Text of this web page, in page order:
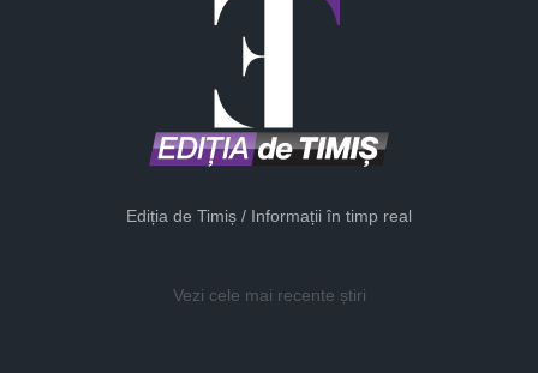
Ediția de Timiș / Informații în timp real
Vezi cele mai recente știri